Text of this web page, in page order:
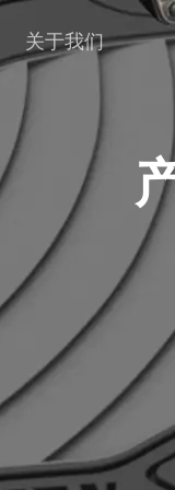
关于我们